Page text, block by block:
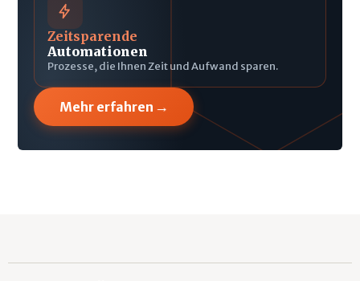
Zeitsparende
Automationen
Prozesse, die Ihnen Zeit und Aufwand sparen.
Mehr erfahren →